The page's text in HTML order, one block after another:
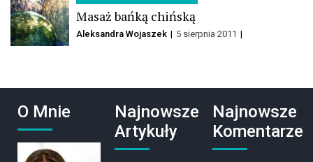
Masaż bańką chińską
Aleksandra Wojaszek 5 sierpnia 2011
O Mnie
Najnowsze
Artykuły
Najnowsze
Komentarze